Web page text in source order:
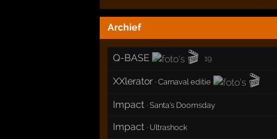
Archief
Q-BASE 🎬 19
XXlerator ·Carnaval editie 🎬
Impact ·Santa's Doomsday
Impact · Ultrashock